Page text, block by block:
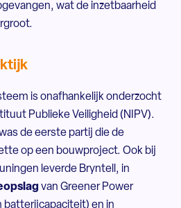
wat de inzetbaarheid
is onafhankelijk onderzocht
Publieke Veiligheid (NIPV).
de eerste partij die de
op een bouwproject. Ook bij
leverde Bryntell, in
van Greener Power
batterijcapaciteit) en in